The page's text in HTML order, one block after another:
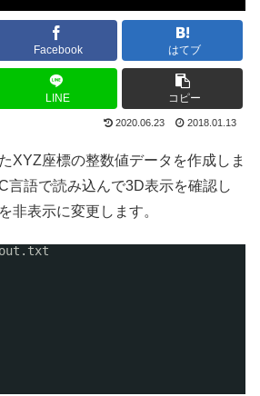
Facebook はてブ
LINE コピー
2020.06.23 2018.01.13
XYZ座標の整数値データを作成しま
言語で読み込んで3D表示を確認し
非表示に変更します。
out.txt